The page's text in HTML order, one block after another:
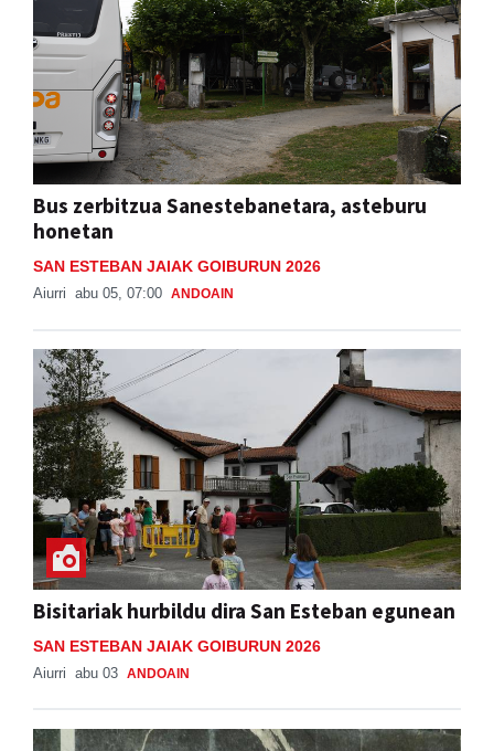
Bus zerbitzua Sanestebanetara, asteburu
honetan
SAN ESTEBAN JAIAK GOIBURUN 2026
Aiurri abu 05, 07:00 ANDOAIN
Bisitariak hurbildu dira San Esteban egunean
SAN ESTEBAN JAIAK GOIBURUN 2026
Aiurri abu 03 ANDOAIN